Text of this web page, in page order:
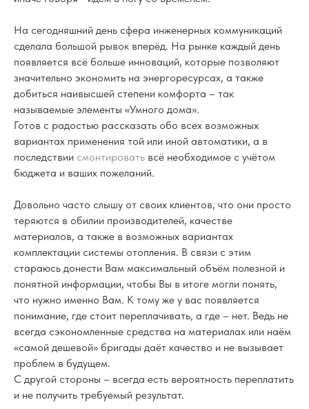
На сегодняшний день сфера инженерных коммуникаций
сделала большой рывок вперёд. На рынке каждый день
появляется всё больше инноваций, которые позволяют
значительно экономить на энергоресурсах, а также
добиться наивысшей степени комфорта – так
называемые элементы «Умного дома».
Готов с радостью рассказать обо всех возможных
вариантах применения той или иной автоматики, а в
последствии смонтировать всё необходимое с учётом
бюджета и ваших пожеланий.
Довольно часто слышу от своих клиентов, что они просто
теряются в обилии производителей, качестве
материалов, а также в возможных вариантах
комплектации системы отопления. В связи с этим
стараюсь донести Вам максимальный объём полезной и
понятной информации, чтобы Вы в итоге могли понять,
что нужно именно Вам. К тому же у вас появляется
понимание, где стоит переплачивать, а где – нет. Ведь не
всегда сэкономленные средства на материалах или наём
«самой дешевой» бригады даёт качество и не вызывает
проблем в будущем.
С другой стороны – всегда есть вероятность переплатить
и не получить требуемый результат.